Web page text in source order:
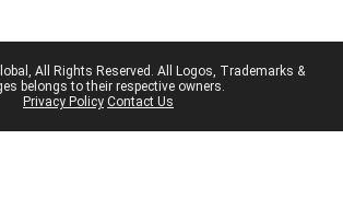
All Rights Reserved. All Logos, Trademarks &
belongs to their respective owners.
Privacy Policy Contact Us